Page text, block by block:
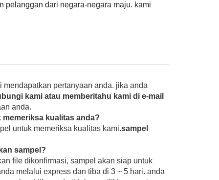
pelanggan dari negara-negara maju. kami
mendapatkan pertanyaan anda. jika anda
kami atau memberitahu kami di e-mail
anda.
kualitas anda?
untuk memeriksa kualitas kami.sampel
sampel?
file dikonfirmasi, sampel akan siap untuk
melalui express dan tiba di 3 ~ 5 hari. anda